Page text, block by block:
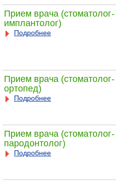
Прием врача (стоматолог-
имплантолог)
Подробнее
Прием врача (стоматолог-
ортопед)
Подробнее
Прием врача (стоматолог-
пародонтолог)
Подробнее